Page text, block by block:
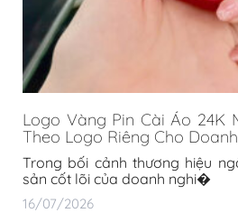
Logo Vàng Pin Cài Áo 24K
Theo Logo Riêng Cho
Trong bối cảnh thương hiệu
sản cốt lõi của doanh nghi�
16/07/2026